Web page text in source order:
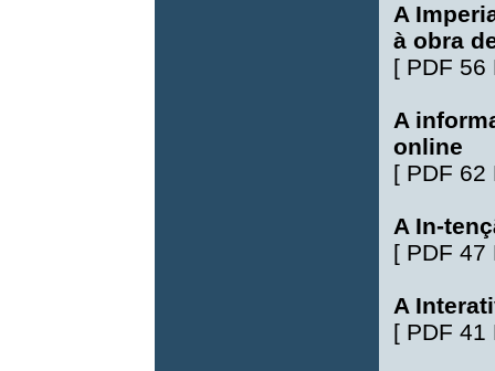
A
à obra
[ PDF 56
A
online
[ PDF 62
A In-
[ PDF 47
A
[ PDF 41